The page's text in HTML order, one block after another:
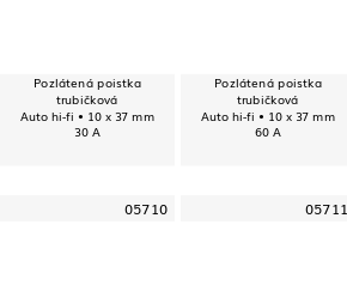
Pozlátená poistka
trubičková
Auto hi-fi • 10 x 37 mm
30 A
Pozlátená poistka
trubičková
Auto hi-fi • 10 x 37 mm
60 A
05710 05711